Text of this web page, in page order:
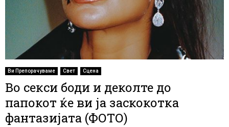
Ви Препорачуваме Свет Сцена
Во секси боди и деколте до
папокот ќе ви ја заскокотка
фантазијата (ФОТО)